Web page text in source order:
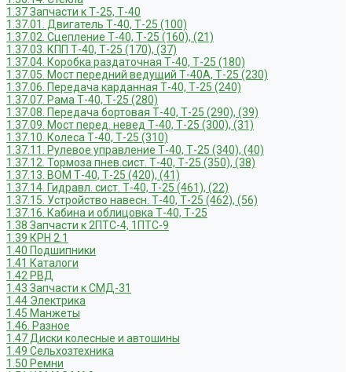
1.37 Запчасти к Т-25, Т-40
1.37.01. Двигатель Т-40, Т-25 (100)
1.37.02. Сцепление Т-40, Т-25 (160), (21)
1.37.03. КПП Т-40, Т-25 (170), (37)
1.37.04. Коробка раздаточная Т-40, Т-25 (180)
1.37.05. Мост передний ведущий Т-40А, Т-25 (230)
1.37.06. Передача карданная Т-40, Т-25 (240)
1.37.07. Рама Т-40, Т-25 (280)
1.37.08. Передача бортовая Т-40, Т-25 (290), (39)
1.37.09. Мост перед. невед Т-40, Т-25 (300), (31)
1.37.10. Колеса Т-40, Т-25 (310)
1.37.11. Рулевое управление Т-40, Т-25 (340), (40)
1.37.12. Тормоза пнев.сист. Т-40, Т-25 (350), (38)
1.37.13. ВОМ Т-40, Т-25 (420), (41)
1.37.14. Гидравл. сист. Т-40, Т-25 (461), (22)
1.37.15. Устройство навесн. Т-40, Т-25 (462), (56)
1.37.16. Кабина и облицовка Т-40, Т-25
1.38 Запчасти к 2ПТС-4, 1ПТС-9
1.39 КРН 2.1
1.40 Подшипники
1.41 Каталоги
1.42 РВД
1.43 Запчасти к СМД-31
1.44 Электрика
1.45 Манжеты
1.46. Разное
1.47 Диски колесные и автошины
1.49 Сельхозтехника
1.50 Ремни